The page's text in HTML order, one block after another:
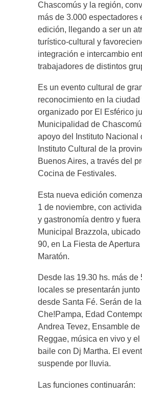
Chascomús y la región,
más de 3.000 espectadores
edición, llegando a ser un
turístico-cultural y
integración e intercambio
trabajadores de distintos
Es un evento cultural de
reconocimiento en la ciudad
organizado por El Esférico
Municipalidad de
apoyo del Instituto Nacional
Instituto Cultural de la
Buenos Aires, a través del
Cocina de Festivales.
Esta nueva edición
1 de noviembre, con
y gastronomía dentro y
Municipal Brazzola,
90, en La Fiesta de Apertura
Maratón.
Desde las 19.30 hs. más de
locales se presentarán
desde Santa Fé. Serán de
Che!Pampa, Edad
Andrea Tevez, Ensamble de
Reggae, música en vivo y
baile con Dj Martha. El
suspende por lluvia.
Las funciones continuarán: